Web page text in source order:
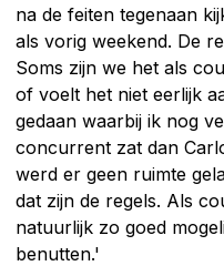
na de feiten tegenaan
als vorig weekend. De
Soms zijn we het als
of voelt het niet eerlijk
gedaan waarbij ik nog
concurrent zat dan
werd er geen ruimte
dat zijn de regels. Als
natuurlijk zo goed
benutten.'